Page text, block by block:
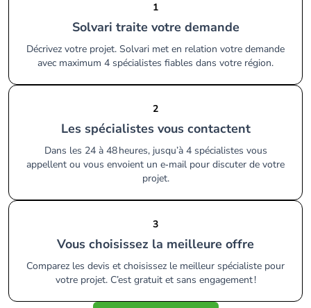
1
Solvari traite votre demande
Décrivez votre projet. Solvari met en relation votre demande
avec maximum 4 spécialistes fiables dans votre région.
2
Les spécialistes vous contactent
Dans les 24 à 48 heures, jusqu’à 4 spécialistes vous
appellent ou vous envoient un e‑mail pour discuter de votre
projet.
3
Vous choisissez la meilleure offre
Comparez les devis et choisissez le meilleur spécialiste pour
votre projet. C’est gratuit et sans engagement !